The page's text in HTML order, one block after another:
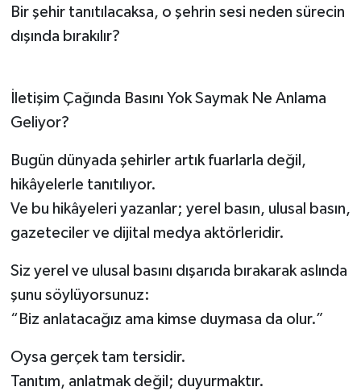
Bir şehir tanıtılacaksa, o şehrin sesi neden sürecin
dışında bırakılır?
İletişim Çağında Basını Yok Saymak Ne Anlama
Geliyor?
Bugün dünyada şehirler artık fuarlarla değil,
hikâyelerle tanıtılıyor.
Ve bu hikâyeleri yazanlar; yerel basın, ulusal basın,
gazeteciler ve dijital medya aktörleridir.
Siz yerel ve ulusal basını dışarıda bırakarak aslında
şunu söylüyorsunuz:
“Biz anlatacağız ama kimse duymasa da olur.”
Oysa gerçek tam tersidir.
Tanıtım, anlatmak değil; duyurmaktır.